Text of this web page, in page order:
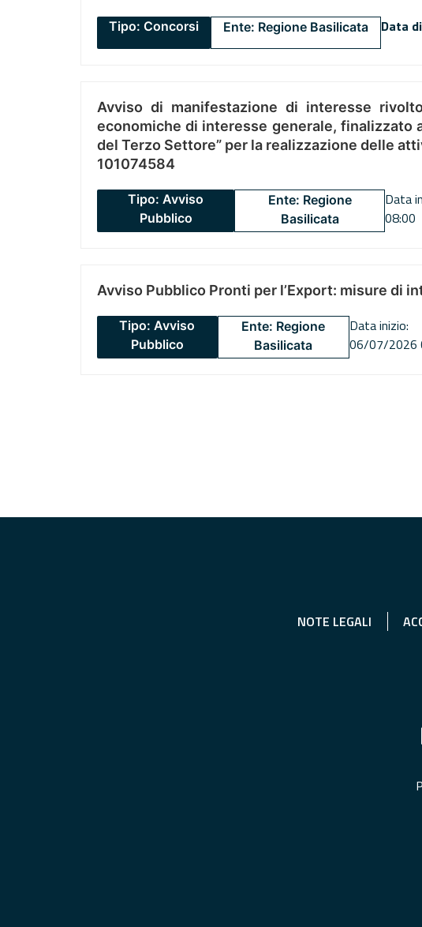
Tipo: Concorsi Ente: Regione Basilicata Data
Avviso di manifestazione di interesse
economiche di interesse generale, finalizzato
del Terzo Settore” per la realizzazione delle
101074584
Tipo: Avviso
Pubblico
Ente: Regione
Basilicata
Data
08:00
Avviso Pubblico Pronti per l’Export: misure di
Tipo: Avviso
Pubblico
Ente: Regione
Basilicata
Data inizio:
06/07/2026
NOTE LEGALI